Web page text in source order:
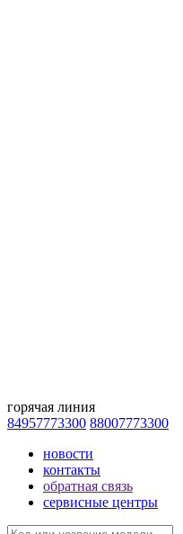
горячая линия
84957773300 88007773300
новости
контакты
обратная связь
сервисные центры